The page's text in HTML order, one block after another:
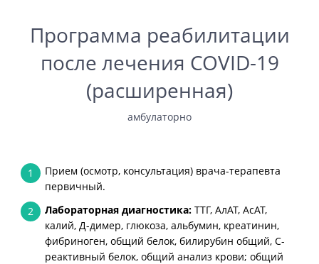
Программа реабилитации
после лечения COVID-19
(расширенная)
амбулаторно
1
Прием (осмотр, консультация) врача-терапевта
первичный.
2
Лабораторная диагностика: ТТГ, АлАТ, АсАТ,
калий, Д-димер, глюкоза, альбумин, креатинин,
фибриноген, общий белок, билирубин общий, С-
реактивный белок, общий анализ крови; общий